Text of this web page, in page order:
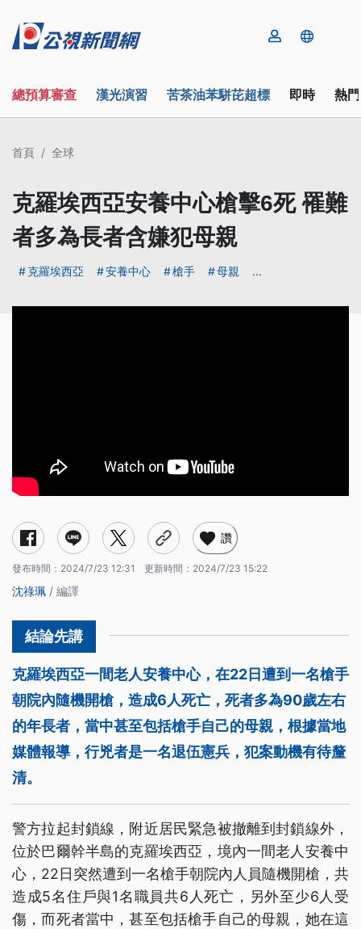
總預算審查 漢光演習 苦茶油苯駢芘超標 即時 熱
首頁 全球
克羅埃西亞安養中心槍擊6死 罹難
者多為長者含嫌犯母親
克羅埃西亞 安養中心 槍手 母親 ...
讚
發布時間： 2024/7/23 12:31 更新時間： 2024/7/23 15:22
沈祿珮 / 編譯
克羅埃西亞一間老人安養中心，在22日遭到一名槍手
朝院內隨機開槍，造成6人死亡，死者多為90歲左右
的年長者，當中甚至包括槍手自己的母親，根據當地
媒體報導，行兇者是一名退伍憲兵，犯案動機有待釐
清。
警方拉起封鎖線，附近居民緊急被撤離到封鎖線外，
位於巴爾幹半島的克羅埃西亞，境內一間老人安養中
心，22日突然遭到一名槍手朝院內人員隨機開槍，共
造成5名住戶與1名職員共6人死亡，另外至少6人受
傷，而死者當中，甚至包括槍手自己的母親，她在這